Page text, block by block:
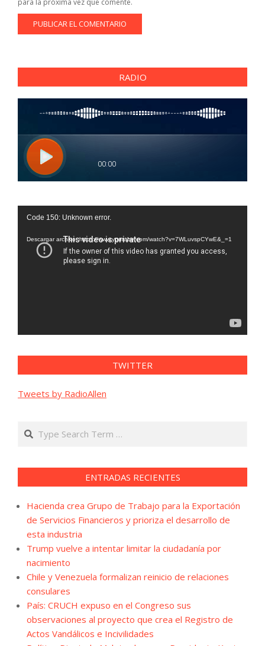
para la próxima vez que comente.
RADIO
Reproductor
vídeo
Code 150: Unknown error.
Descargar archivo: https://www.youtube.com/watch?v=7WLuvspCYwE&_=1
TWITTER
Tweets by RadioAllen
Search
ENTRADAS RECIENTES
Hacienda crea Grupo de Trabajo para la Exportación
de Servicios Financieros y prioriza el desarrollo de
esta industria
Trump vuelve a intentar limitar la ciudadanía por
nacimiento
Chile y Venezuela formalizan reinicio de relaciones
consulares
País: CRUCH expuso en el Congreso sus
observaciones al proyecto que crea el Registro de
Actos Vandálicos e Incivilidades